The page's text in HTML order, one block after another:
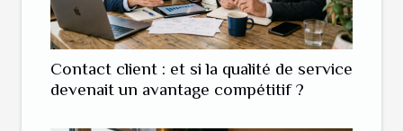
Contact client : et si la qualité de service
devenait un avantage compétitif ?